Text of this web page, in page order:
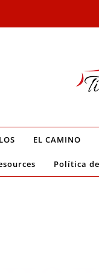
EL CAMINO
Política